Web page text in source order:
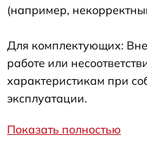
(например,
Для комплектующих:
работе или
характеристикам при
эксплуатации.
Показать полностью